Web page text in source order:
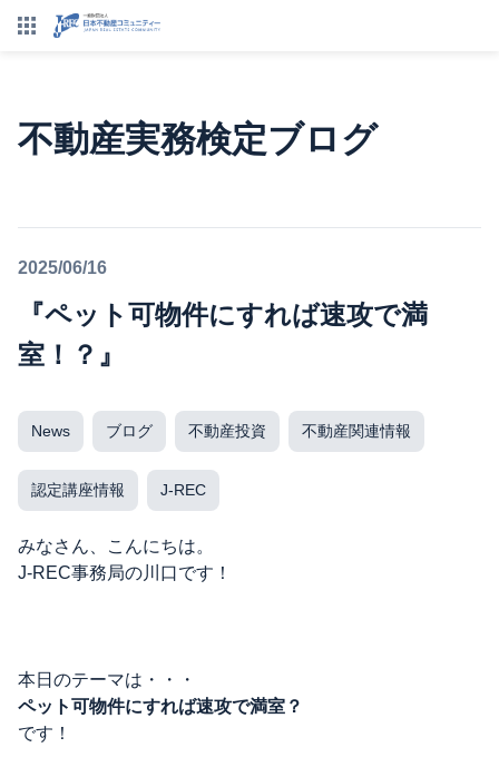
不動産実務検定ブログ
2025/06/16
『ペット可物件にすれば速攻で満
室！？』
News ブログ 不動産投資 不動産関連情報
認定講座情報 J-REC
みなさん、こんにちは。
J-REC事務局の川口です！
本日のテーマは・・・
ペット可物件にすれば速攻で満室？
です！